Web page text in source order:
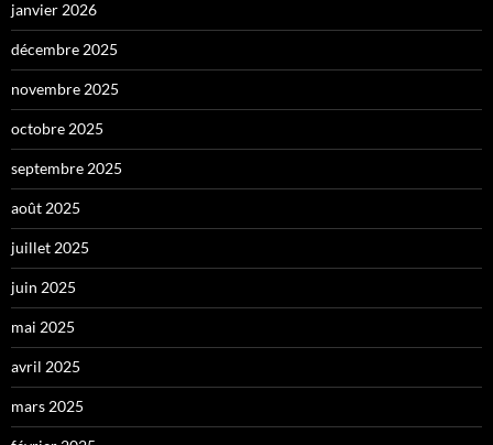
janvier 2026
décembre 2025
novembre 2025
octobre 2025
septembre 2025
août 2025
juillet 2025
juin 2025
mai 2025
avril 2025
mars 2025